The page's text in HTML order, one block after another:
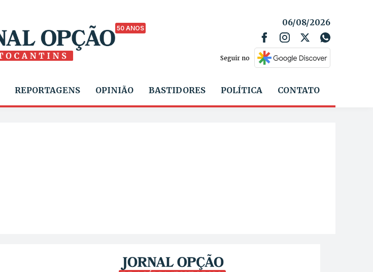
50 ANOS
06/08/2026
Seguir no
REPORTAGENS OPINIÃO BASTIDORES POLÍTICA CONTATO